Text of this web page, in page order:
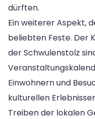
dürften.
Ein weiterer Aspekt,
beliebten Feste. Der
der Schwulenstolz
Einwohnern und
kulturellen
Treiben der lokalen